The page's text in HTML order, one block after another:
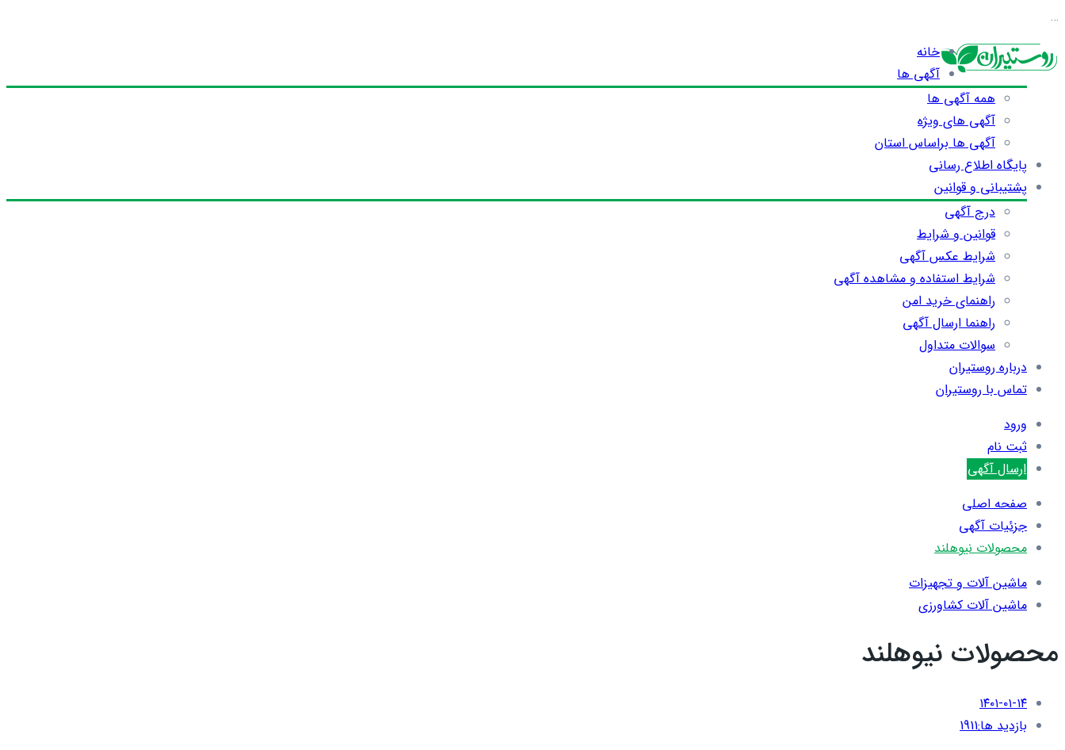
…
خانه
آگهی ها
همه آگهی ها
آگهی های ویژه
آگهی ها براساس استان
پایگاه اطلاع رسانی
پشتیبانی و قوانین
درج آگهی
قوانین و شرایط
شرایط عکس آگهی
شرایط استفاده و مشاهده آگهی
راهنمای خرید امن
راهنما ارسال آگهی
سوالات متداول
درباره روستیران
تماس با روستیران
ورود
ثبت نام
ارسال آگهی
صفحه اصلی
جزئیات آگهی
محصولات نیوهلند
ماشین آلات و تجهیزات
ماشین آلات کشاورزی
محصولات نیوهلند
۱۴۰۱-۰۱-۱۴
بازدید ها:1911